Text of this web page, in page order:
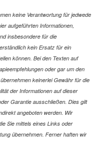
keine Verantwortung für jedwede
aufgeführten Informationen,
insbesondere für die
kein Ersatz für ein
können. Bei den Texten auf
oder gar um den
keinerlei Gewähr für die
der Informationen auf dieser
Garantie ausschließen. Dies gilt
angeboten werden. Wir
Sie mittels eines Links oder
übernehmen. Ferner haften wir